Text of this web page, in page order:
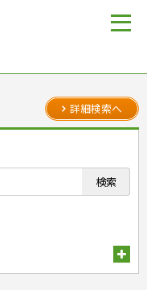
詳細検索へ